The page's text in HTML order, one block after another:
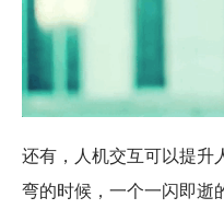
还有，人机交互可以提升
弯的时候，一个一闪即逝